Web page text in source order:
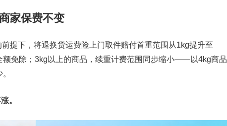
家保费不变
提下，将退换货运费险上门取件赔付首重范围从1kg提升至
额免除；3kg以上的商品，续重计费范围同步缩小——以4kg商品
。